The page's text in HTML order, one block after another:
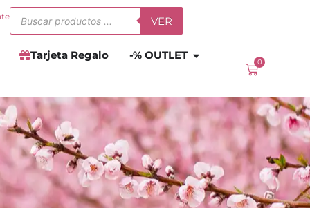
Búsqueda
de
productos
VER
Tarjeta Regalo -% OUTLET Abrir
0
Carrito